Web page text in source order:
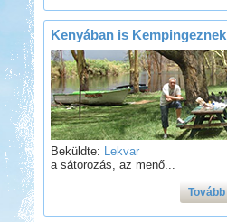
Kenyában is Kempingeznek
Beküldte: Lekvar
a sátorozás, az menő...
Tovább